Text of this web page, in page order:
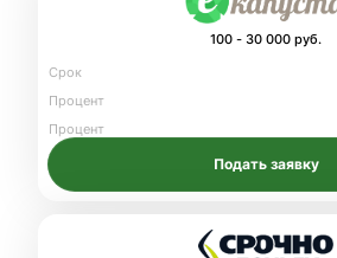
100 - 30 000 руб.
Срок
Процент
Процент
Подать заявку